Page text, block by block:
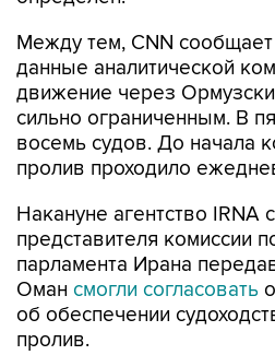
Между тем, CNN
данные аналитической
движение через
сильно ограниченным. В
восемь судов. До начала
пролив проходило
Накануне агентство IRNA
представителя комиссии
парламента Ирана
Оман смогли согласовать
об обеспечении
пролив.